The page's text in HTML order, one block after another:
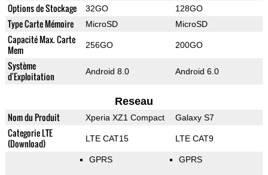
Options de Stockage 32GO 128GO
Type Carte Mémoire MicroSD MicroSD
Capacité Max. Carte
Mem
256GO 200GO
Système
d'Exploitation
Android 8.0 Android 6.0
Reseau
Nom du Produit Xperia XZ1 Compact Galaxy S7
Categorie LTE
(Download)
LTE CAT15 LTE CAT9
GPRS GPRS